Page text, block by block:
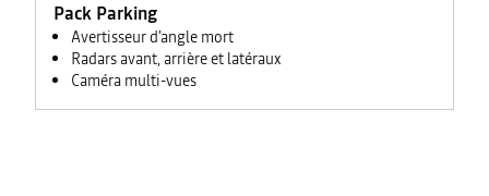
Pack Parking
Avertisseur d'angle mort
Radars avant, arrière et latéraux
Caméra multi-vues